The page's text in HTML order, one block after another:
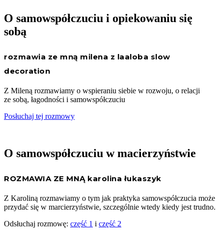
O samowspółczuciu i opiekowaniu się
sobą
rozmawia ze mną milena z laaloba slow
decoration
Z Mileną rozmawiamy o wspieraniu siebie w rozwoju, o relacji
ze sobą, łagodności i samowspółczuciu
Posłuchaj tej rozmowy
O samowspółczuciu w macierzyństwie
ROZMAWIA ZE MNĄ karolina łukaszyk
Z Karoliną rozmawiamy o tym jak praktyka samowspółczucia może
przydać się w marcierzyństwie, szczególnie wtedy kiedy jest trudno.
Odsłuchaj rozmowę: część 1 i część 2